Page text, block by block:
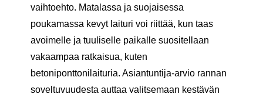
vaihtoehto. Matalassa ja suojaisessa
poukamassa kevyt laituri voi riittää, kun taas
avoimelle ja tuuliselle paikalle suositellaan
vakaampaa ratkaisua, kuten
betoniponttonilaituria. Asiantuntija-arvio rannan
soveltuvuudesta auttaa valitsemaan kestävän